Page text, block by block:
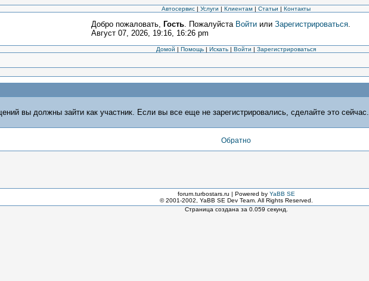
Автосервис | Услуги | Клиентам | Статьи | Контакты
Добро пожаловать, Гость. Пожалуйста Войти или Зарегистрироваться.
Август 07, 2026, 19:16, 16:26 pm
Домой | Помощь | Искать | Войти | Зарегистрироваться
вы должны зайти как участник. Если вы все еще не зарегистрировались, сделайте это сейчас.
Обратно
forum.turbostars.ru | Powered by YaBB SE
© 2001-2002, YaBB SE Dev Team. All Rights Reserved.
Страница создана за 0.059 секунд.